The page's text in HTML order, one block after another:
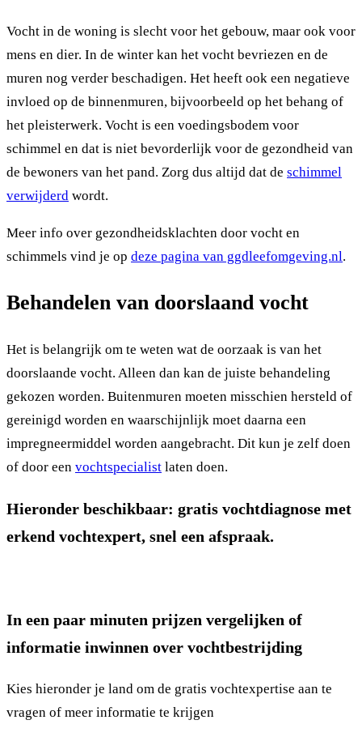
Vocht in de woning is slecht voor het gebouw, maar ook voor
mens en dier. In de winter kan het vocht bevriezen en de
muren nog verder beschadigen. Het heeft ook een negatieve
invloed op de binnenmuren, bijvoorbeeld op het behang of
het pleisterwerk. Vocht is een voedingsbodem voor
schimmel en dat is niet bevorderlijk voor de gezondheid van
de bewoners van het pand. Zorg dus altijd dat de schimmel
verwijderd wordt.
Meer info over gezondheidsklachten door vocht en
schimmels vind je op deze pagina van ggdleefomgeving.nl.
Behandelen van doorslaand vocht
Het is belangrijk om te weten wat de oorzaak is van het
doorslaande vocht. Alleen dan kan de juiste behandeling
gekozen worden. Buitenmuren moeten misschien hersteld of
gereinigd worden en waarschijnlijk moet daarna een
impregneermiddel worden aangebracht. Dit kun je zelf doen
of door een vochtspecialist laten doen.
Hieronder beschikbaar: gratis vochtdiagnose met
erkend vochtexpert, snel een afspraak.
In een paar minuten prijzen vergelijken of
informatie inwinnen over vochtbestrijding
Kies hieronder je land om de gratis vochtexpertise aan te
vragen of meer informatie te krijgen